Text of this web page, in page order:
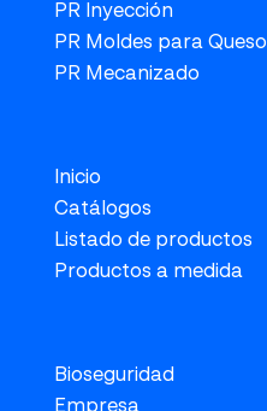
PR Inyección
PR Moldes para Queso
PR Mecanizado
Inicio
Catálogos
Listado de productos
Productos a medida
Bioseguridad